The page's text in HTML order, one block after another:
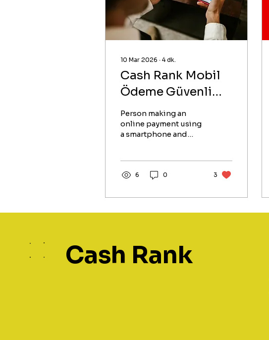
10 Mar 2026 ∙ 4 dk.
Cash Rank Mobil
Ödeme Güvenli
Bozum Rehberi
Person making an
online payment using
a smartphone and
günümüzde, mobil
sunduğu kolaylıklar iş
yüklenmiş bakiyelerin
nakde çevrilmesi
6 0 3
Cash Rank